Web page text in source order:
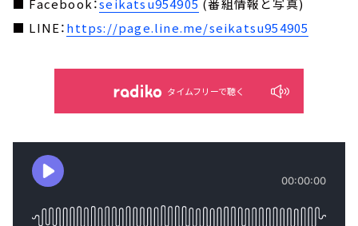
■ Facebook：seikatsu954905 (番組情報と写真)
■ LINE：https://page.line.me/seikatsu954905
タイムフリーで聴く